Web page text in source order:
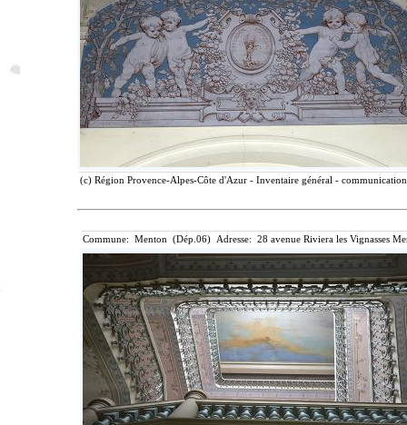
(c) Région Provence-Alpes-Côte d'Azur - Inventaire général -
Commune: Menton (Dép.06) Adresse: 28 avenue Riviera les Vignasses